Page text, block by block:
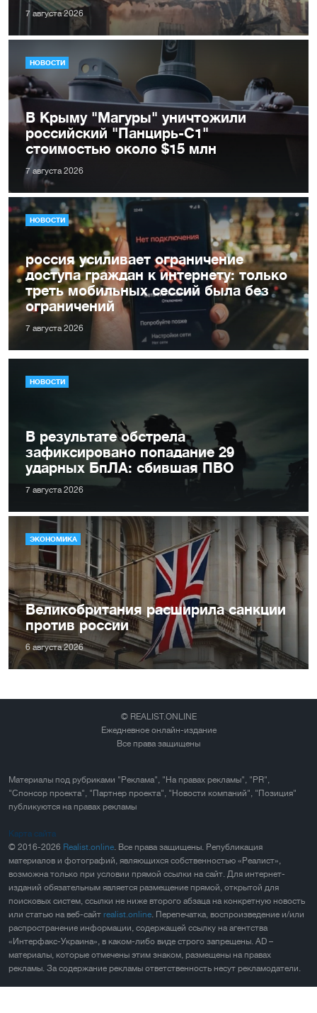
7 августа 2026
НОВОСТИ
В Крыму "Магуры" уничтожили
российский "Панцирь-С1"
стоимостью около $15 млн
7 августа 2026
НОВОСТИ
россия усиливает ограничение
доступа граждан к интернету: только
треть мобильных сессий была без
ограничений
7 августа 2026
НОВОСТИ
В результате обстрела
зафиксировано попадание 29
ударных БпЛА: сбившая ПВО
7 августа 2026
ЭКОНОМИКА
Великобритания расширила санкции
против россии
6 августа 2026
© REALIST.ONLINE
Ежедневное онлайн-издание
Все права защищены
Материалы под рубриками "Реклама", "На правах рекламы", "PR",
"Спонсор проекта", "Партнер проекта", "Новости компаний", "Позиция"
публикуются на правах рекламы
Карта сайта
© 2016-2026 Realist.online . Все права защищены. Републикация
материалов и фотографий, являющихся собственностью «Реалист»,
возможна только при условии прямой ссылки на сайт. Для интернет-
изданий обязательным является размещение прямой, открытой для
поисковых систем, ссылки не ниже второго абзаца на конкретную новость
или статью на веб-сайт realist.online . Перепечатка, воспроизведение и/или
распространение информации, содержащей ссылку на агентства
«Интерфакс-Украина», в каком-либо виде строго запрещены. AD –
материалы, которые отмечены этим знаком, размещены на правах
рекламы. За содержание рекламы ответственность несут рекламодатели.